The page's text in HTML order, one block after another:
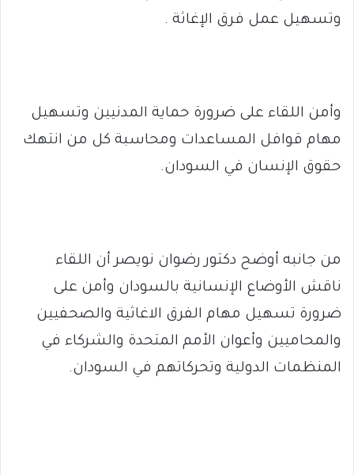
وتسهيل عمل فرق الإغاثة .
وأمن اللقاء على ضرورة حماية المدنيين وتسهيل
مهام قوافل المساعدات ومحاسبة كل من انتهك
حقوق الإنسان في السودان.
من جانبه أوضح دكتور رضوان نويصر أن اللقاء
ناقش الأوضاع الإنسانية بالسودان وأمن على
ضرورة تسهيل مهام الفرق الاغاثية والصحفيين
والمحاميين وأعوان الأمم المتحدة والشركاء في
المنظمات الدولية وتحركاتهم في السودان.